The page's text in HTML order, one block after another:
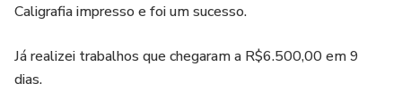
Caligrafia impresso e foi um sucesso.
Já realizei trabalhos que chegaram a R$6.500,00 em 9
dias.